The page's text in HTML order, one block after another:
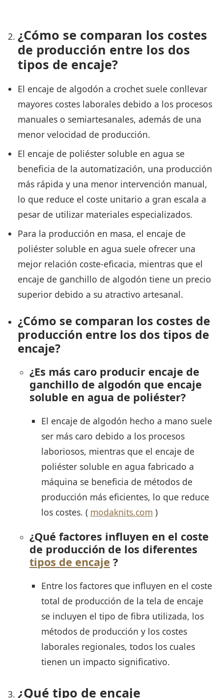
¿Cómo se comparan los costes
de producción entre los dos
tipos de encaje?
El encaje de algodón a crochet suele conllevar
mayores costes laborales debido a los procesos
manuales o semiartesanales, además de una
menor velocidad de producción.
El encaje de poliéster soluble en agua se
beneficia de la automatización, una producción
más rápida y una menor intervención manual,
lo que reduce el coste unitario a gran escala a
pesar de utilizar materiales especializados.
Para la producción en masa, el encaje de
poliéster soluble en agua suele ofrecer una
mejor relación coste-eficacia, mientras que el
encaje de ganchillo de algodón tiene un precio
superior debido a su atractivo artesanal.
¿Cómo se comparan los costes de
producción entre los dos tipos de
encaje?
¿Es más caro producir encaje de
ganchillo de algodón que encaje
soluble en agua de poliéster?
El encaje de algodón hecho a mano suele
ser más caro debido a los procesos
laboriosos, mientras que el encaje de
poliéster soluble en agua fabricado a
máquina se beneficia de métodos de
producción más eficientes, lo que reduce
los costes. ( modaknits.com )
¿Qué factores influyen en el coste
de producción de los diferentes
tipos de encaje ?
Entre los factores que influyen en el coste
total de producción de la tela de encaje
se incluyen el tipo de fibra utilizada, los
métodos de producción y los costes
laborales regionales, todos los cuales
tienen un impacto significativo.
¿Qué tipo de encaje